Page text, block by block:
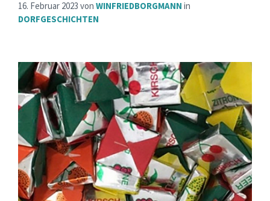
16. Februar 2023 von WINFRIEDBORGMANN in
DORFGESCHICHTEN